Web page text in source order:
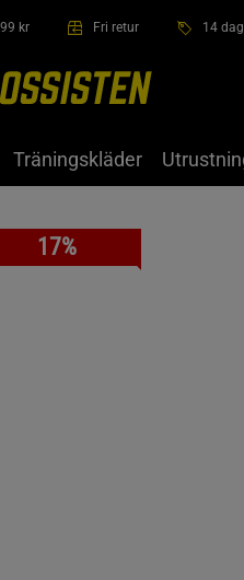
kr Fri retur 14
Träningskläder
17%